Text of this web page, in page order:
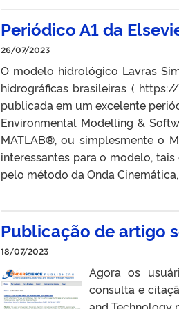
Periódico A1 da
26/07/2023
O modelo hidrológico Lavras
hidrográficas brasileiras (
publicada em um excelente
Environmental Modelling &
MATLAB®️, ou simplesmente o
interessantes para o modelo,
pelo método da Onda
Publicação de artigo
18/07/2023
Agora os
consulta e